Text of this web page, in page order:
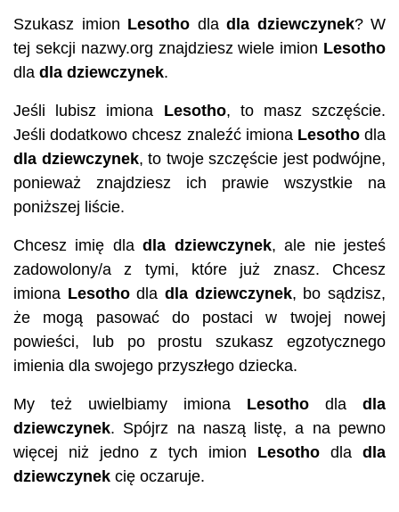
Szukasz imion Lesotho dla dla dziewczynek? W
tej sekcji nazwy.org znajdziesz wiele imion Lesotho
dla dla dziewczynek.
Jeśli lubisz imiona Lesotho, to masz szczęście.
Jeśli dodatkowo chcesz znaleźć imiona Lesothodla
dla dziewczynek, to twoje szczęście jest podwójne,
ponieważ znajdziesz ich prawie wszystkie na
poniższej liście.
Chcesz imię dladla dziewczynek, ale nie jesteś
zadowolony/a z tymi, które już znasz. Chcesz
imiona Lesothodladla dziewczynek, bo sądzisz,
że mogą pasować do postaci w twojej nowej
powieści, lub po prostu szukasz egzotycznego
imienia dla swojego przyszłego dziecka.
My też uwielbiamy imiona Lesotho dla dla
dziewczynek. Spójrz na naszą listę, a na pewno
więcej niż jedno z tych imion Lesotho dla dla
dziewczynek cię oczaruje.